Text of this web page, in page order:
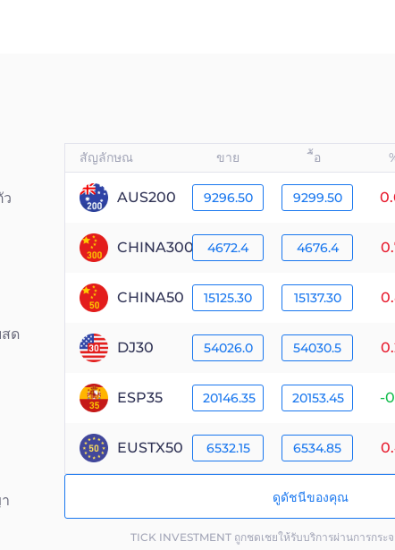
ด
สัญลักษณ ขาย ื้อ
AUS200 9296.50 9299.50
CHINA300 4672.4 4676.4
CHINA50 15125.30 15137.30
DJ30 54026.0 54030.5
ESP35 20146.35 20153.45 -
EUSTX50 6532.15 6534.85
ดูดัชนีของคุณ
TICK INVESTMENT ถูกชดเชยให้รับบริการผ่านการกระ